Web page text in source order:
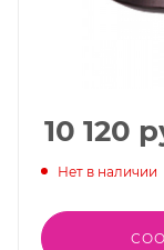
10 120
Нет в наличии